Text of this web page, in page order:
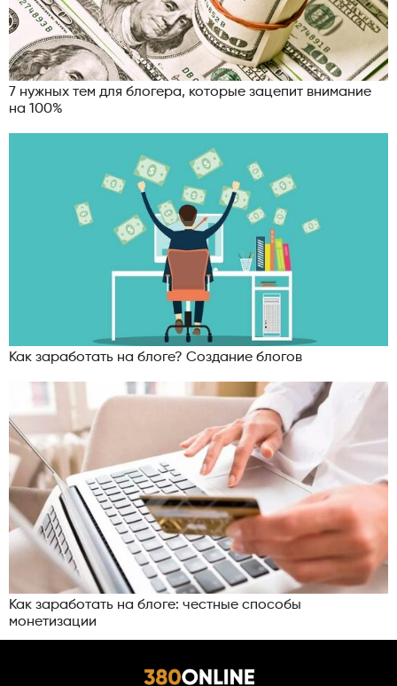
7 нужных тем для блогера, которые зацепит внимание
на 100%
Как заработать на блоге? Создание блогов
Как заработать на блоге: честные способы
монетизации